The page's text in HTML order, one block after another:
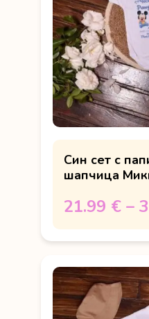
Син сет с
шапчица
21.99 € –